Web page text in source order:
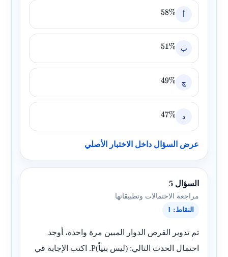
58 %
ب 51 %
ج 49 %
د 47 %
عرض السؤال داخل الاختبار الأصلي
السؤال 5
مراجعة الاحتمالات وتطبيقاتها
النقاط: 1
تم تدوير القرص الدوار المبين مرة واحدة، أوجد
احتمال الحدث التالي: P(ليس بنياً) . اكتب الإجابة في